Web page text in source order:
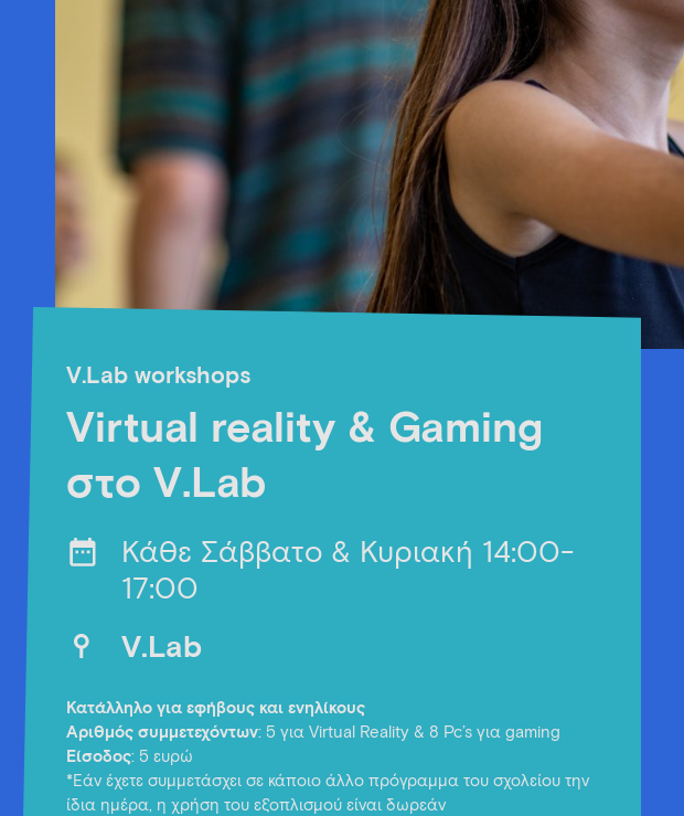
V.Lab workshops
Virtual reality & Gaming
στο V.Lab
Κάθε Σάββατο & Κυριακή 14:00-
17:00
V.Lab
Κατάλληλο για εφήβους και ενηλίκους
Αριθμός συμμετεχόντων: 5 για Virtual Reality & 8 Pc’s για gaming
Είσοδος: 5 ευρώ
*Εάν έχετε συμμετάσχει σε κάποιο άλλο πρόγραμμα του σχολείου την
ίδια ημέρα, η χρήση του εξοπλισμού είναι δωρεάν